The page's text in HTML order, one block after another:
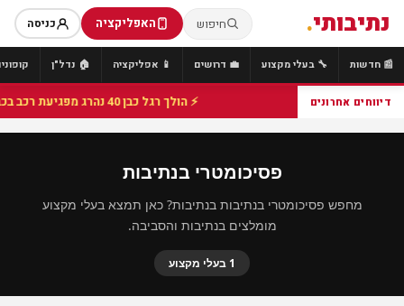
נתיבותי. חיפוש האפליקציה כניסה
📰 חדשות 🔧 בעלי מקצוע 💼 דרושים 📱 אפליקציה 🏠 נדל"ן
דיווחים אחרונים ⚡ הולך רגל כבן 40 נהרג מפגיעת רכב בכביש 25 סמוך לצומת הנשיא, מתנדבי זק"א פועלו בזירה
פסיכומטרי בנתיבות
מחפש פסיכומטרי בנתיבות בנתיבות? כאן תמצא בעלי מקצוע
מומלצים בנתיבות והסביבה.
1 בעלי מקצוע